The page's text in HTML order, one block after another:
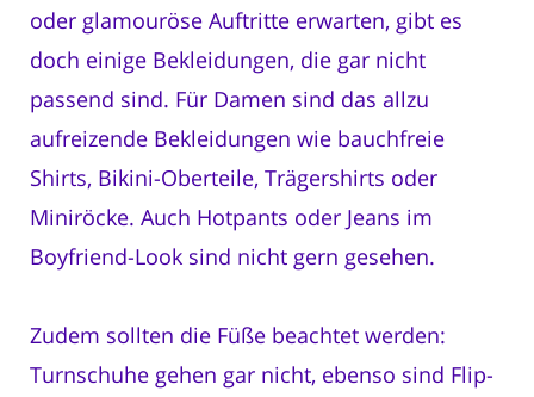
oder glamouröse Auftritte erwarten, gibt es
doch einige Bekleidungen, die gar nicht
passend sind. Für Damen sind das allzu
aufreizende Bekleidungen wie bauchfreie
Shirts, Bikini-Oberteile, Trägershirts oder
Miniröcke. Auch Hotpants oder Jeans im
Boyfriend-Look sind nicht gern gesehen.
Zudem sollten die Füße beachtet werden:
Turnschuhe gehen gar nicht, ebenso sind Flip-